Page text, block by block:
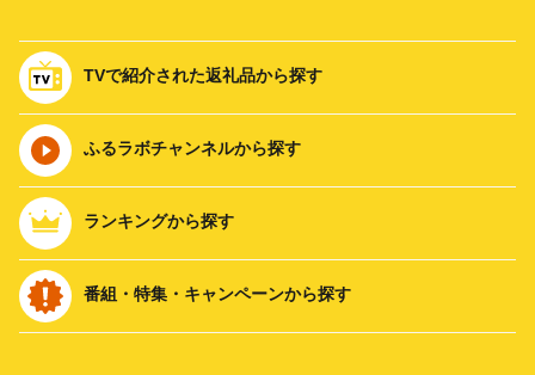
TVで紹介された返礼品から探す
ふるラボチャンネルから探す
ランキングから探す
番組・特集・キャンペーンから探す